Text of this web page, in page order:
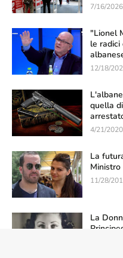
7/16/
"Lionel
le radici
12/18/
quella
4/21/
La
11/28/
La